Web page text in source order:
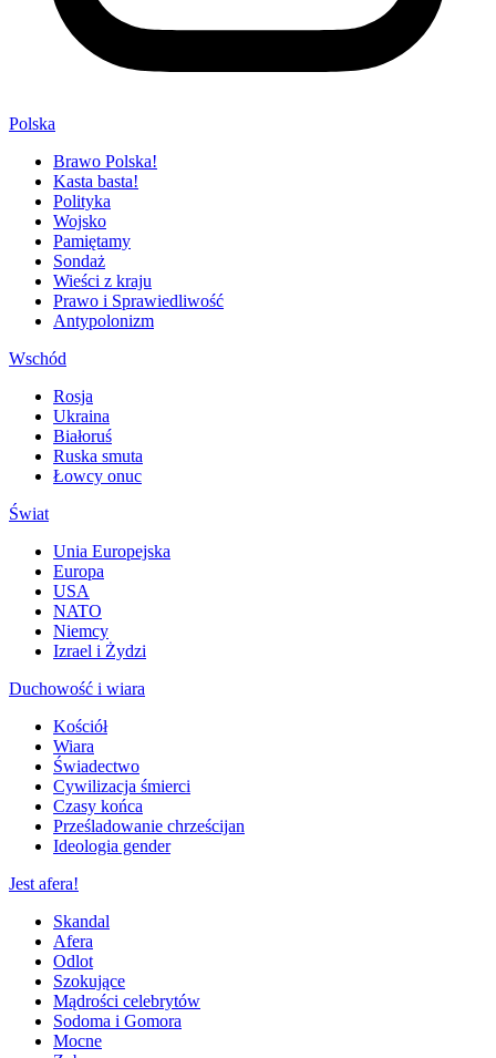
Polska
Brawo Polska!
Kasta basta!
Polityka
Wojsko
Pamiętamy
Sondaż
Wieści z kraju
Prawo i Sprawiedliwość
Antypolonizm
Wschód
Rosja
Ukraina
Białoruś
Ruska smuta
Łowcy onuc
Świat
Unia Europejska
Europa
USA
NATO
Niemcy
Izrael i Żydzi
Duchowość i wiara
Kościół
Wiara
Świadectwo
Cywilizacja śmierci
Czasy końca
Prześladowanie chrześcijan
Ideologia gender
Jest afera!
Skandal
Afera
Odlot
Szokujące
Mądrości celebrytów
Sodoma i Gomora
Mocne